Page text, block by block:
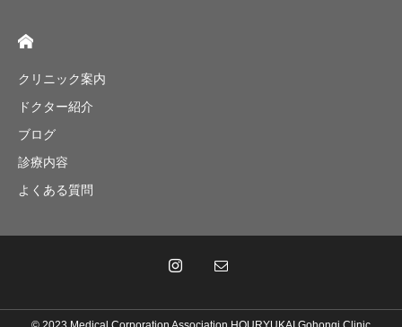
クリニック案内
ドクター紹介
ブログ
診療内容
よくある質問